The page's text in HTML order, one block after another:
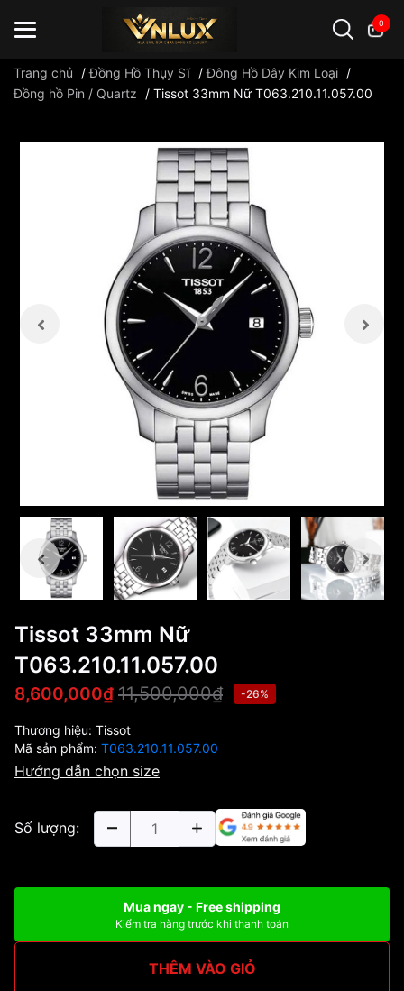
0
Trang chủ /Đồng Hồ Thụy Sĩ /Đông Hồ Dây Kim Loại /
Đồng hồ Pin / Quartz
/ Tissot 33mm Nữ T063.210.11.057.00
Tissot 33mm Nữ
T063.210.11.057.00
8,600,000₫ 11,500,000₫ -26%
Thương hiệu: Tissot
Mã sản phẩm: T063.210.11.057.00
Hướng dẫn chọn size
Số lượng:
Mua ngay - Free shipping
Kiểm tra hàng trước khi thanh toán
THÊM VÀO GIỎ